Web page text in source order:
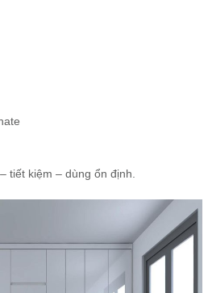
tiết kiệm – dùng ổn định.